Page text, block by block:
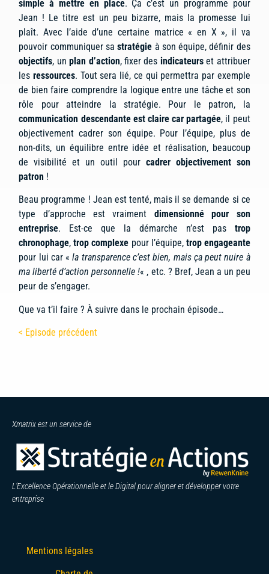
simple à mettre en place. Ça c’est un programme pour
Jean ! Le titre est un peu bizarre, mais la promesse lui
plaît. Avec l’aide d’une certaine matrice « en X », il va
pouvoir communiquer sastratégie à son équipe, définir des
objectifs, unplan d’action, fixer des indicateurset attribuer
lesressources. Tout sera lié, ce qui permettra par exemple
de bien faire comprendre la logique entre une tâche et son
rôle pour atteindre la stratégie. Pour le patron, la
communication descendante est claire car partagée, il peut
objectivement cadrer son équipe. Pour l’équipe, plus de
non-dits, un équilibre entre idée et réalisation, beaucoup
de visibilité et un outil pour cadrer objectivement son
patron !
Beau programme ! Jean est tenté, mais il se demande si ce
type d’approche est vraiment dimensionné pour son
entreprise. Est-ce que la démarche n’est pas trop
chronophage,trop complexe pour l’équipe, trop engageante
pour lui car «la transparence c’est bien, mais ça peut nuire à
ma liberté d’action personnelle !« , etc. ? Bref, Jean a un peu
peur de s’engager.
Que va t’il faire ? À suivre dans le prochain épisode…
< Episode précédent
Xmatrix est un service de
L’Excellence Opérationnelle et le Digital pour aligner et développer votre
entreprise
Mentions légales